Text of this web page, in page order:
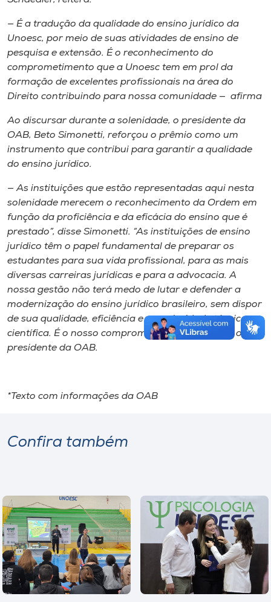
— É a tradução da qualidade do ensino jurídico da
Unoesc, por meio de suas atividades de ensino de
pesquisa e extensão. É o reconhecimento do
comprometimento que a Unoesc tem em prol da
formação de excelentes profissionais na área do
Direito contribuindo para nossa comunidade — afirma
Ao discursar durante a solenidade, o presidente da
OAB, Beto Simonetti, reforçou o prêmio como um
instrumento que contribui para garantir a qualidade
do ensino jurídico.
— As instituições que estão representadas aqui nesta
solenidade merecem o reconhecimento da Ordem em
função da proficiência e da eficácia do ensino que é
prestado”, disse Simonetti. “As instituições de ensino
jurídico têm o papel fundamental de preparar os
estudantes para sua vida profissional, para as mais
diversas carreiras jurídicas e para a advocacia. A
nossa gestão não terá medo de lutar e defender a
modernização do ensino jurídico brasileiro, sem dispor
de sua qualidade, eficiência e superioridade técnico-
científica. É o nosso compromisso — acrescentou o
presidente da OAB.
*Texto com informações da OAB
Confira também